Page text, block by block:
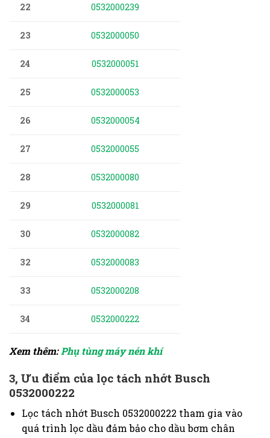
22 0532000239
23 0532000050
24 0532000051
25 0532000053
26 0532000054
27 0532000055
28 0532000080
29 0532000081
30 0532000082
32 0532000083
33 0532000208
34 0532000222
Xem thêm:Phụ tùng máy nén khí
3, Ưu điểm của lọc tách nhớt Busch
0532000222
Lọc tách nhớtBusch 0532000222 tham gia vào
quá trình lọc dầu đảm bảo cho dầu bơm chân